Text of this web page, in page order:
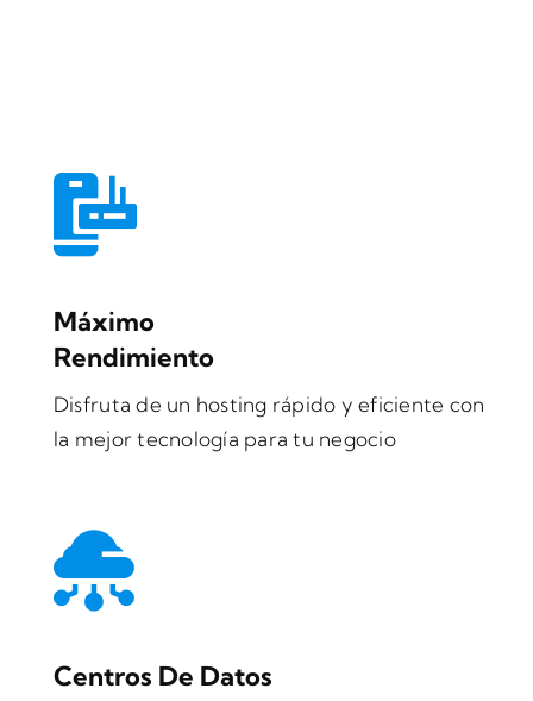
Máximo
Rendimiento
Disfruta de un hosting rápido y eficiente con
la mejor tecnología para tu negocio
Centros De Datos